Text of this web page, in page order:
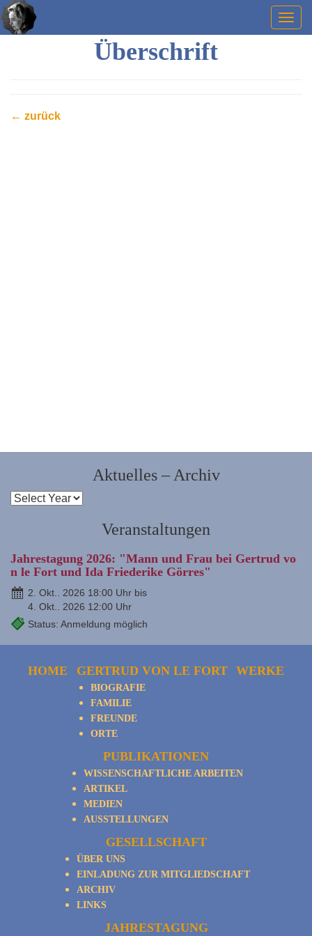
Überschrift
← zurück
Aktuelles – Archiv
Veranstaltungen
Jahrestagung 2026: "Mann und Frau bei Gertrud vo
n le Fort und Ida Friederike Görres"
2. Okt.. 2026 18:00 Uhr bis
4. Okt.. 2026 12:00 Uhr
Status: Anmeldung möglich
HOME GERTRUD VON LE FORT
BIOGRAFIE
FAMILIE
FREUNDE
ORTE
WERKE
PUBLIKATIONEN
WISSENSCHAFTLICHE ARBEITEN
ARTIKEL
MEDIEN
AUSSTELLUNGEN
GESELLSCHAFT
ÜBER UNS
EINLADUNG ZUR MITGLIEDSCHAFT
ARCHIV
LINKS
JAHRESTAGUNG